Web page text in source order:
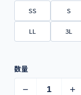
SS S
LL 3L
数量
− +